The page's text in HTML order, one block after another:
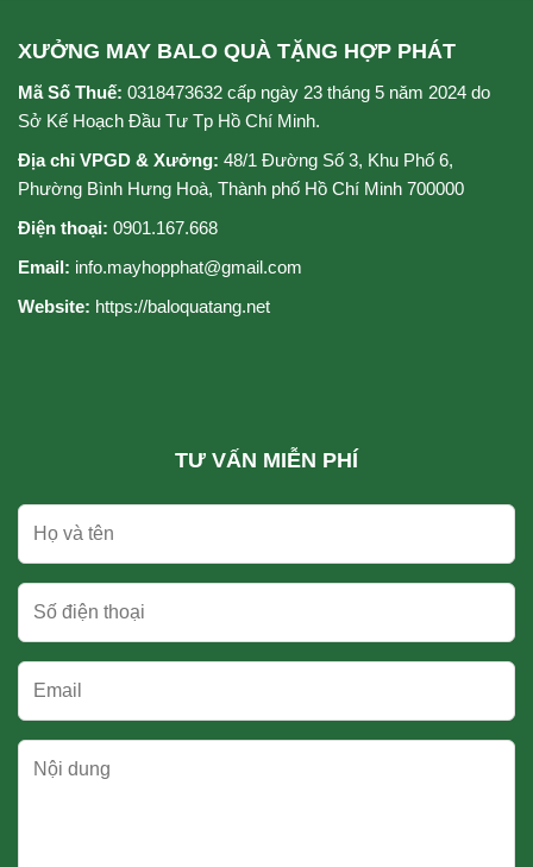
XƯỞNG MAY BALO QUÀ TẶNG HỢP PHÁT
Mã Số Thuế: 0318473632 cấp ngày 23 tháng 5 năm 2024 do
Sở Kế Hoạch Đầu Tư Tp Hồ Chí Minh.
Địa chỉ VPGD & Xưởng: 48/1 Đường Số 3, Khu Phố 6,
Phường Bình Hưng Hoà, Thành phố Hồ Chí Minh 700000
Điện thoại: 0901.167.668
Email: info.mayhopphat@gmail.com
Website: https://baloquatang.net
TƯ VẤN MIỄN PHÍ